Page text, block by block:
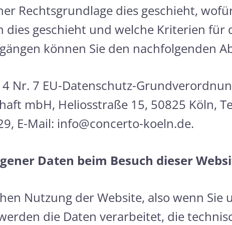
Rechtsgrundlage dies geschieht,
dies geschieht und welche Kriterien für
können Sie den nachfolgenden
Nr. 7 EU-Datenschutz-
mbH, Heliosstraße 15, 50825 Köln,
E-Mail: info@concerto-koeln.de.
Daten beim Besuch dieser
Nutzung der Website, also wenn Sie
die Daten verarbeitet, die